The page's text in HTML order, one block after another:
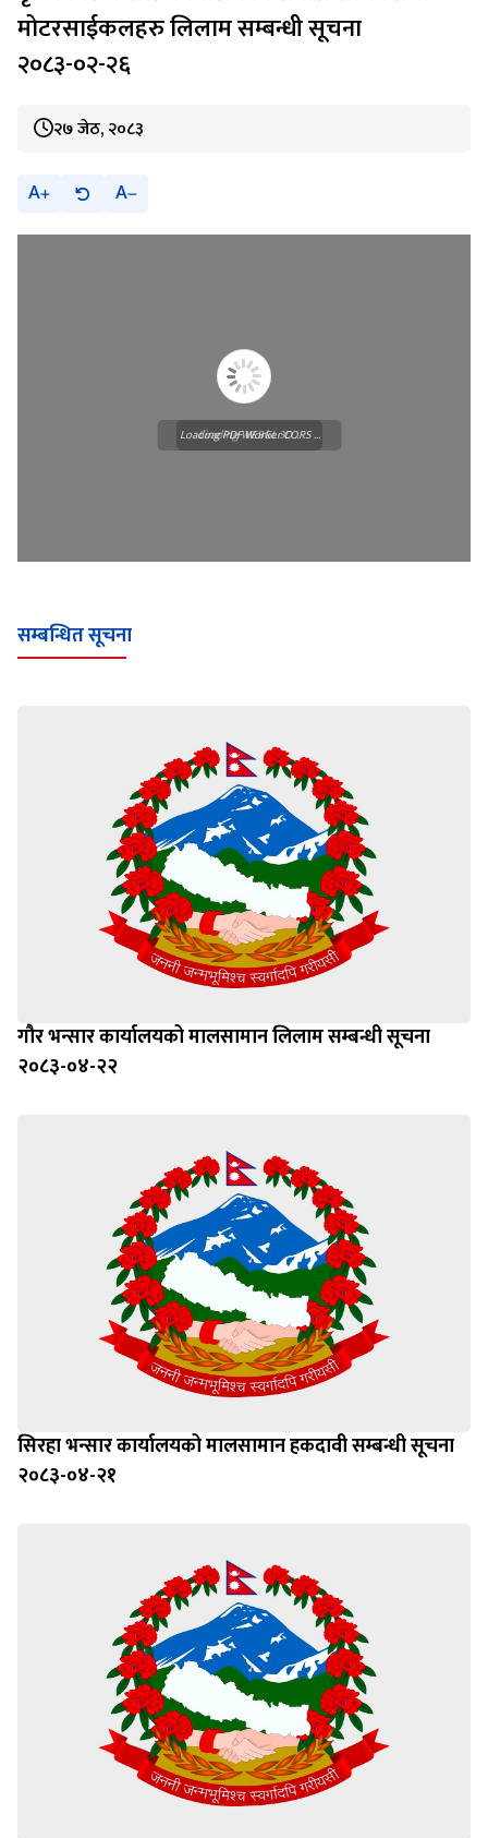
मोटरसाईकलहरु लिलाम सम्बन्धी सूचना
२०८३-०२-२६
२७ जेठ, २०८३
A A
Loading WEBGL 3D ...
Loading PDF Worker CORS ...
सम्बन्धित सूचना
गौर भन्सार कार्यालयको मालसामान लिलाम सम्बन्धी सूचना
२०८३-०४-२२
सिरहा भन्सार कार्यालयको मालसामान हकदावी सम्बन्धी सूचना
२०८३-०४-२१